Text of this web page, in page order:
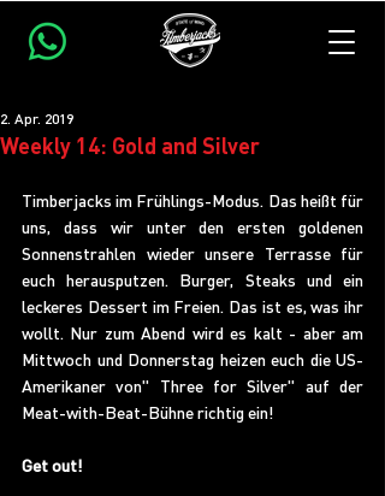
Weekly 14: Gold and Silver
2. Apr. 2019
Timberjacks im Frühlings-Modus. Das heißt für
uns, dass wir unter den ersten goldenen
Sonnenstrahlen wieder unsere Terrasse für
euch herausputzen. Burger, Steaks und ein
leckeres Dessert im Freien. Das ist es, was ihr
wollt. Nur zum Abend wird es kalt - aber am
Mittwoch und Donnerstag heizen euch die US-
Amerikaner von" Three for Silver" auf der
Meat-with-Beat-Bühne richtig ein!
Get out!